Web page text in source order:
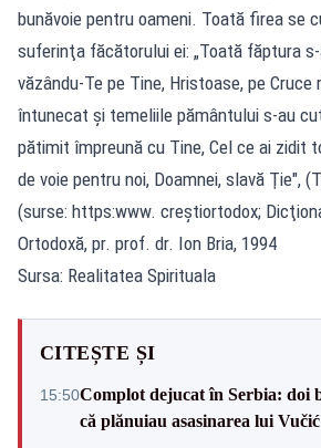
bunăvoie pentru oameni. Toată firea se
suferinţa făcătorului ei: „Toată făptura
văzându-Te pe Tine, Hristoase, pe
întunecat şi temeliile pământului s-au
pătimit împreună cu Tine, Cel ce ai zidit
de voie pentru noi, Doamnei, slavă Ţie",
(surse: https:www. creștiortodox;
Ortodoxă, pr. prof. dr. Ion Bria, 1994
Sursa: Realitatea Spirituala
CITEȘTE ȘI
15:50Complot dejucat în Serbia: doi
că plănuiau asasinarea lui Vučić